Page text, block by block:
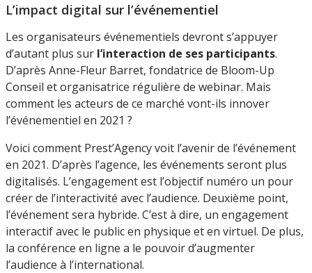
L’impact digital sur l’événementiel
Les organisateurs événementiels devront s’appuyer
d’autant plus sur l’interaction de ses participants.
D’après Anne-Fleur Barret, fondatrice de Bloom-Up
Conseil et organisatrice régulière de webinar. Mais
comment les acteurs de ce marché vont-ils innover
l’événementiel en 2021 ?
Voici comment Prest’Agency voit l’avenir de l’événement
en 2021. D’après l’agence, les événements seront plus
digitalisés. L’engagement est l’objectif numéro un pour
créer de l’interactivité avec l’audience. Deuxième point,
l’événement sera hybride. C’est à dire, un engagement
interactif avec le public en physique et en virtuel. De plus,
la conférence en ligne a le pouvoir d’augmenter
l’audience à l’international.